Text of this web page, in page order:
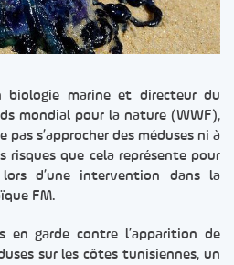
biologie marine et directeur du
mondial pour la nature (WWF),
pas s’approcher des méduses ni à
risques que cela représente pour
d’une intervention dans la
FM.
en garde contre l’apparition de
sur les côtes tunisiennes, un